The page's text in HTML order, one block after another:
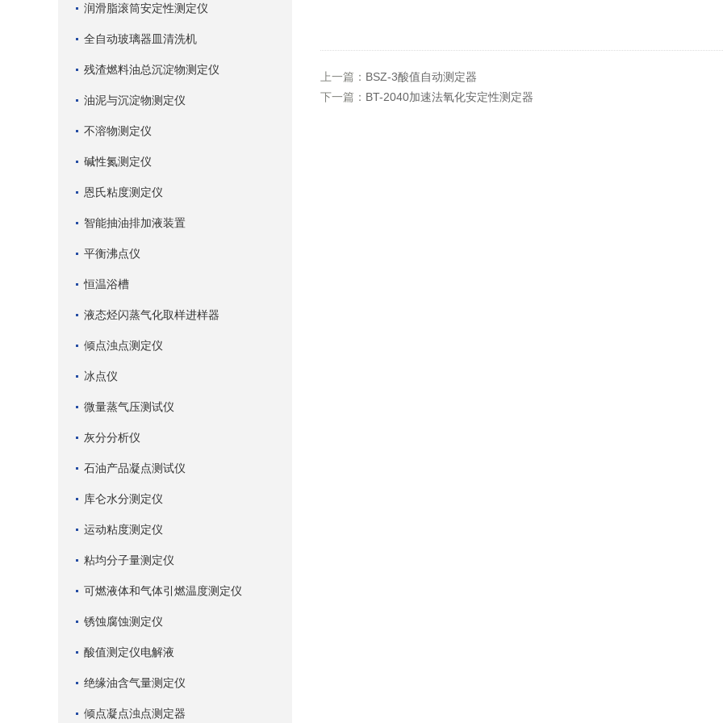
润滑脂滚筒安定性测定仪
全自动玻璃器皿清洗机
残渣燃料油总沉淀物测定仪
油泥与沉淀物测定仪
不溶物测定仪
碱性氮测定仪
恩氏粘度测定仪
智能抽油排加液装置
平衡沸点仪
恒温浴槽
液态烃闪蒸气化取样进样器
倾点浊点测定仪
冰点仪
微量蒸气压测试仪
灰分分析仪
石油产品凝点测试仪
库仑水分测定仪
运动粘度测定仪
粘均分子量测定仪
可燃液体和气体引燃温度测定仪
锈蚀腐蚀测定仪
酸值测定仪电解液
绝缘油含气量测定仪
倾点凝点浊点测定器
上一篇： BSZ-3酸值自动测定器
下一篇： BT-2040加速法氧化安定性测定器